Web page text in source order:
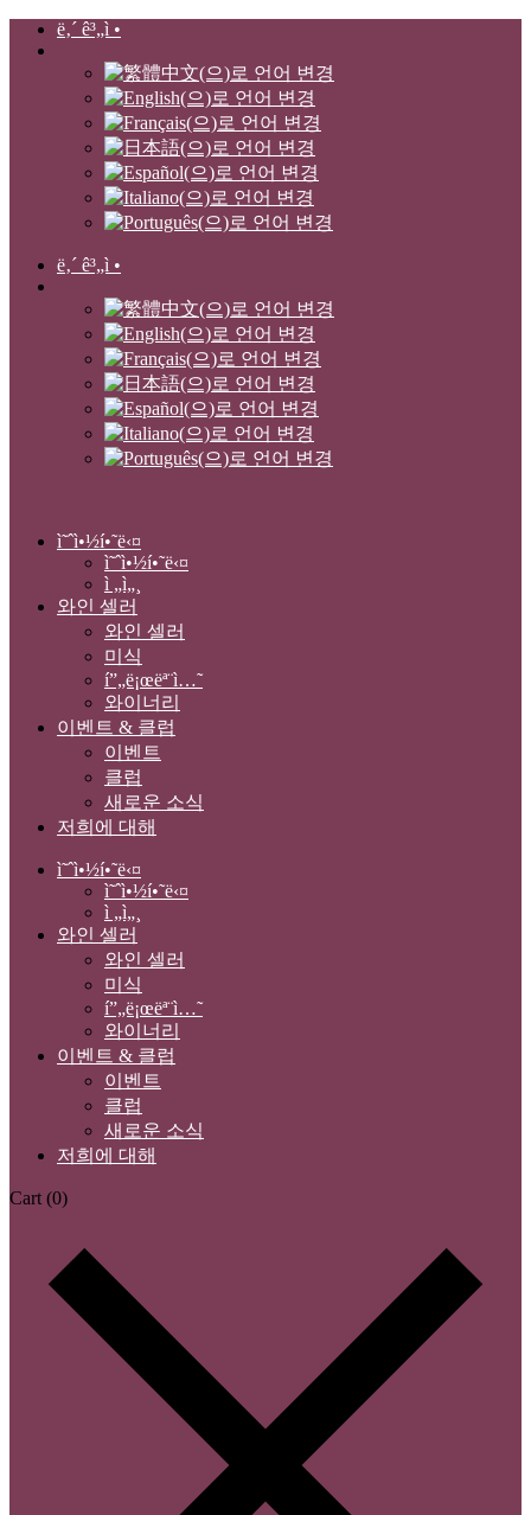
ë‚´ ê³„ì •
ë‚´ ê³„ì •
ì˜ˆì•½í•˜ë‹¤
ì˜ˆì•½í•˜ë‹¤
ì „ì„¸
와인 셀러
와인 셀러
미식
í”„ë¡œëª¨ì…˜
와이너리
이벤트 & 클럽
이벤트
클럽
새로운 소식
저희에 대해
ì˜ˆì•½í•˜ë‹¤
ì˜ˆì•½í•˜ë‹¤
ì „ì„¸
와인 셀러
와인 셀러
미식
í”„ë¡œëª¨ì…˜
와이너리
이벤트 & 클럽
이벤트
클럽
새로운 소식
저희에 대해
Cart (0)